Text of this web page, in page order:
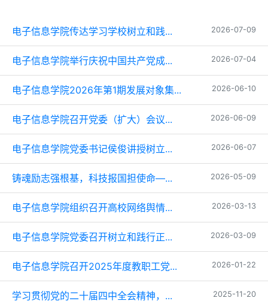
电子信息学院传达学习学校树立和践... 2026-07-09
电子信息学院举行庆祝中国共产党成... 2026-07-04
电子信息学院2026年第1期发展对象集... 2026-06-10
电子信息学院召开党委（扩大）会议... 2026-06-09
电子信息学院党委书记侯俊讲授树立... 2026-06-07
铸魂励志强根基，科技报国担使命—... 2026-05-09
电子信息学院组织召开高校网络舆情... 2026-03-13
电子信息学院党委召开树立和践行正... 2026-03-09
电子信息学院召开2025年度教职工党... 2026-01-22
学习贯彻党的二十届四中全会精神，... 2025-11-20